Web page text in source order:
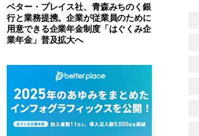
ベター・プレイス社、青森みちのく銀
行と業務提携。企業が従業員のために
用意できる企業年金制度「はぐくみ企
業年金」普及拡大へ